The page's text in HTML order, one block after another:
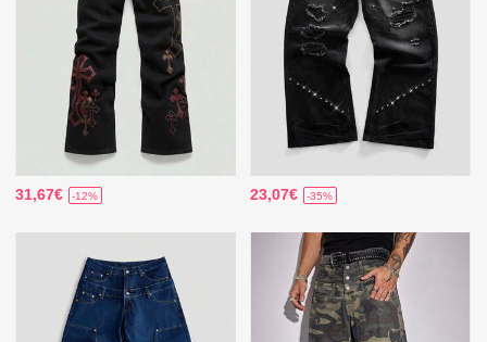
31,67€ -12% 23,07€ -35%